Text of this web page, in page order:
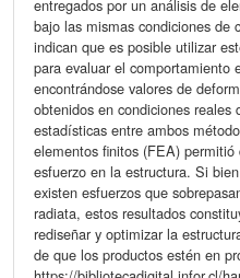
entregados por un análisis de
bajo las mismas condiciones de
indican que es posible utilizar
para evaluar el comportamiento
encontrándose valores de
obtenidos en condiciones reales
estadísticas entre ambos
elementos finitos (FEA)
esfuerzo en la estructura. Si
existen esfuerzos que
radiata, estos resultados
rediseñar y optimizar la
de que los productos estén en